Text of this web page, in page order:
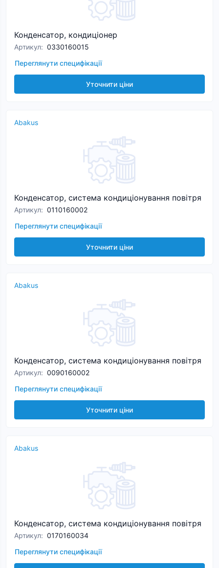
Конденсатор, кондиціонер
Артикул: 0330160015
Переглянути специфікації
Уточнити ціни
Abakus
Конденсатор, система кондиціонування повітря
Артикул: 0110160002
Переглянути специфікації
Уточнити ціни
Abakus
Конденсатор, система кондиціонування повітря
Артикул: 0090160002
Переглянути специфікації
Уточнити ціни
Abakus
Конденсатор, система кондиціонування повітря
Артикул: 0170160034
Переглянути специфікації